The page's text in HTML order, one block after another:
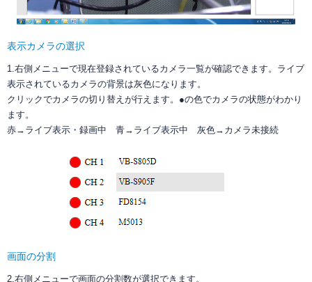
表示カメラの選択
1.右側メニューで現在登録されているカメラ一覧が確認できます。ライブ
表示されているカメラの背景は灰色になります。
クリックでカメラの切り替えが行えます。●の色でカメラの状態がわかり
ます。
赤→ライブ表示・録画中 青→ライブ表示中 灰色→カメラ未接続
画面の分割
2.右側メニューで画面の分割数が選択できます。